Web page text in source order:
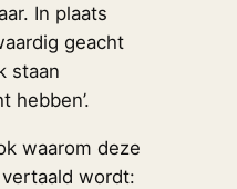
In plaats
geacht
staan
hebben’.
waarom deze
wordt: